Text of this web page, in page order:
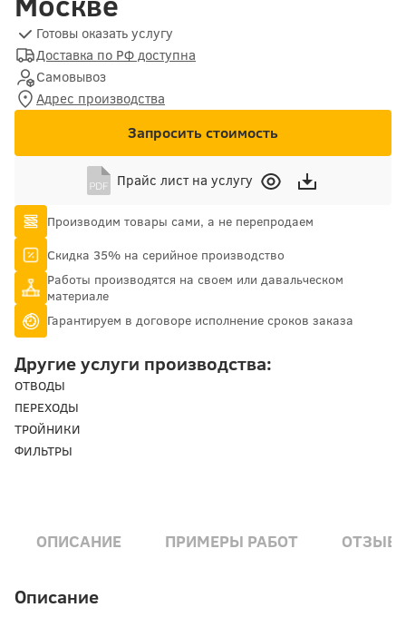
Готовы оказать услугу
Доставка по РФ доступна
Самовывоз
Адрес производства
Запросить стоимость
Прайс лист на услугу
Производим товары сами, а не перепродаем
Скидка 35% на серийное производство
Работы производятся на своем или давальческом
материале
Гарантируем в договоре исполнение сроков заказа
Другие услуги производства:
ОТВОДЫ
ПЕРЕХОДЫ
ТРОЙНИКИ
ФИЛЬТРЫ
ОПИСАНИЕ ПРИМЕРЫ РАБОТ
Описание